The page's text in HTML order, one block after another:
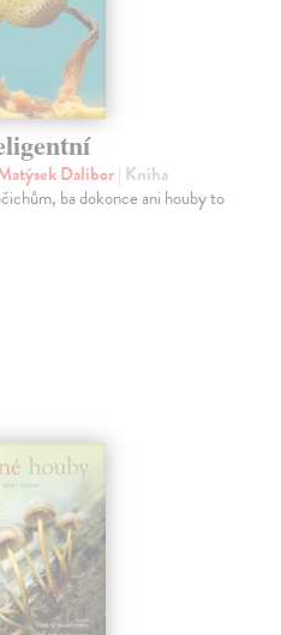
Dalibor| Kniha
ba dokonce ani houby to